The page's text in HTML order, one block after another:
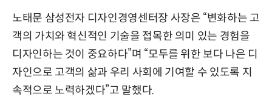
노태문 삼성전자 디자인경영센터장 사장은 “변화하는 고
객의 가치와 혁신적인 기술을 접목한 의미 있는 경험을
디자인하는 것이 중요하다”며 “모두를 위한 보다 나은 디
자인으로 고객의 삶과 우리 사회에 기여할 수 있도록 지
속적으로 노력하겠다”고 말했다.